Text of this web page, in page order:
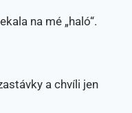
na mé „haló“.
a chvíli jen